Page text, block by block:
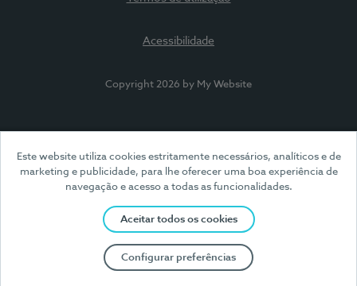
Este website utiliza cookies estritamente necessários, analíticos e de
marketing e publicidade, para lhe oferecer uma boa experiência de
navegação e acesso a todas as funcionalidades.
Aceitar todos os cookies
Configurar preferências
Acessibilidade
Copyright 2026 by My Website